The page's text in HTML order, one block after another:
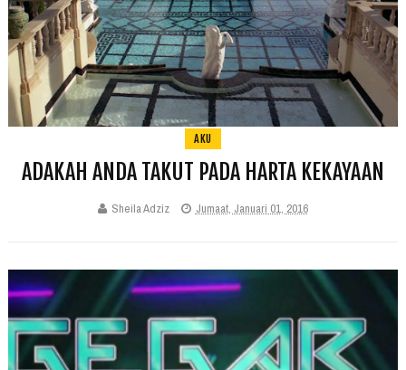
AKU
ADAKAH ANDA TAKUT PADA HARTA KEKAYAAN
Sheila Adziz Jumaat, Januari 01, 2016